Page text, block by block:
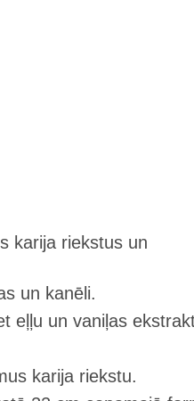
karija riekstus un
un kanēli.
eļļu un vaniļas
karija riekstu.